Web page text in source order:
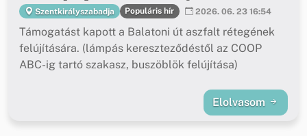
Szentkirályszabadja Populáris hír 2026. 06. 23 16:54
Támogatást kapott a Balatoni út aszfalt rétegének
felújítására. (lámpás kereszteződéstől az COOP
ABC-ig tartó szakasz, buszöblök felújítása)
Elolvasom